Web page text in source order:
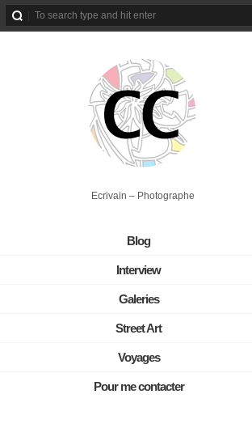
Ecrivain – Photographe
Blog
Interview
Galeries
Street Art
Voyages
Pour me contacter